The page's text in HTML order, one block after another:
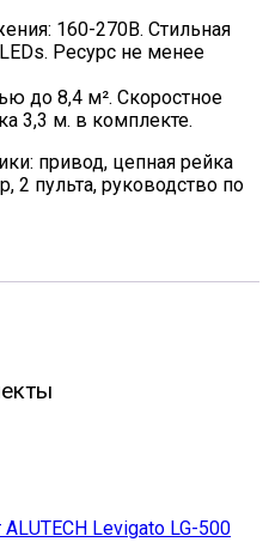
160-270В. Стильная
Ресурс не менее
до 8,4 м². Скоростное
3,3 м. в комплекте.
привод, цепная рейка
2 пульта, руководство по
Levigato LG-500